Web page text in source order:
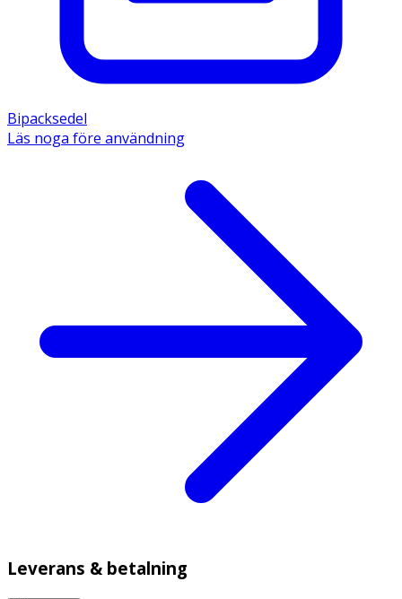
Bipacksedel
Läs noga före användning
Leverans & betalning